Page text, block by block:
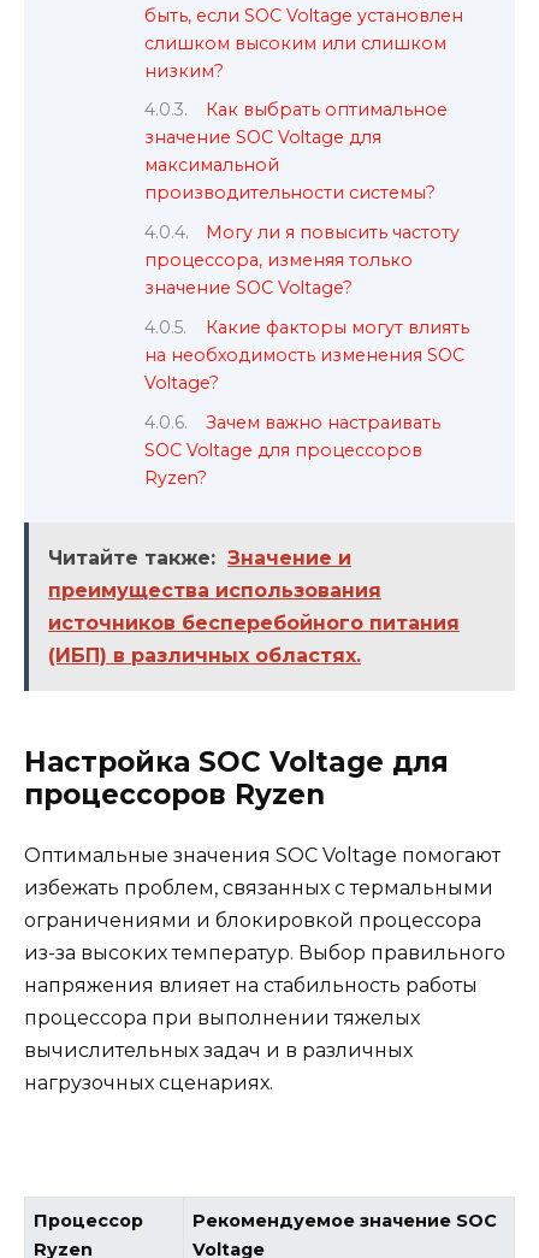
быть, если SOC Voltage установлен
слишком высоким или слишком
низким?
Как выбрать оптимальное
значение SOC Voltage для
максимальной
производительности системы?
Могу ли я повысить частоту
процессора, изменяя только
значение SOC Voltage?
Какие факторы могут влиять
на необходимость изменения SOC
Voltage?
Зачем важно настраивать
SOC Voltage для процессоров
Ryzen?
Читайте также: Значение и
преимущества использования
источников бесперебойного питания
(ИБП) в различных областях.
Настройка SOC Voltage для
процессоров Ryzen
Оптимальные значения SOC Voltage помогают
избежать проблем, связанных с термальными
ограничениями и блокировкой процессора
из-за высоких температур. Выбор правильного
напряжения влияет на стабильность работы
процессора при выполнении тяжелых
вычислительных задач и в различных
нагрузочных сценариях.
Процессор
Ryzen
Рекомендуемое значение SOC
Voltage